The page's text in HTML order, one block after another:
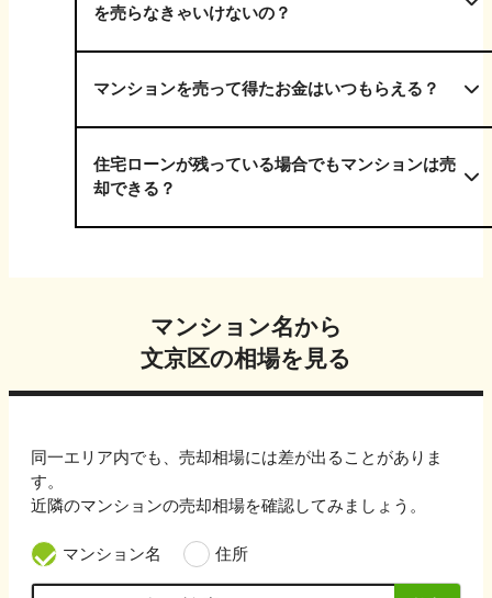
を売らなきゃいけないの？
マンションを売って得たお金はいつもらえる？
住宅ローンが残っている場合でもマンションは売
却できる？
マンション名から
文京区の相場を見る
同一エリア内でも、売却相場には差が出ることがありま
す。
近隣のマンションの売却相場を確認してみましょう。
マンション名 住所